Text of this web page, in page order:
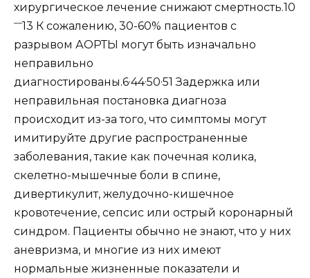
хирургическое лечение снижают смертность.10
—13 К сожалению, 30-60% пациентов с
разрывом АОРТЫ могут быть изначально
неправильно
диагностированы.6,44,50,51 Задержка или
неправильная постановка диагноза
происходит из-за того, что симптомы могут
имитируйте другие распространенные
заболевания, такие как почечная колика,
скелетно-мышечные боли в спине,
дивертикулит, желудочно-кишечное
кровотечение, сепсис или острый коронарный
синдром. Пациенты обычно не знают, что у них
аневризма, и многие из них имеют
нормальные жизненные показатели и